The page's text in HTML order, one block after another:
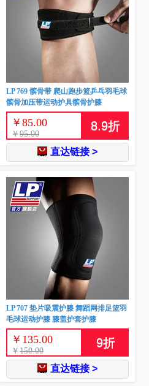
LP 769 髌骨带 爬山跑步篮乒乓羽毛球
髌骨加压带运动护具髌骨护膝
￥ 85.00
￥ 95.00
8.9折
直达链接 >
LP 707 垫片吸震护膝 舞蹈网排足篮羽
毛球运动护膝 膝盖护套护膝
￥ 135.00
￥ 150.00
9折
直达链接 >